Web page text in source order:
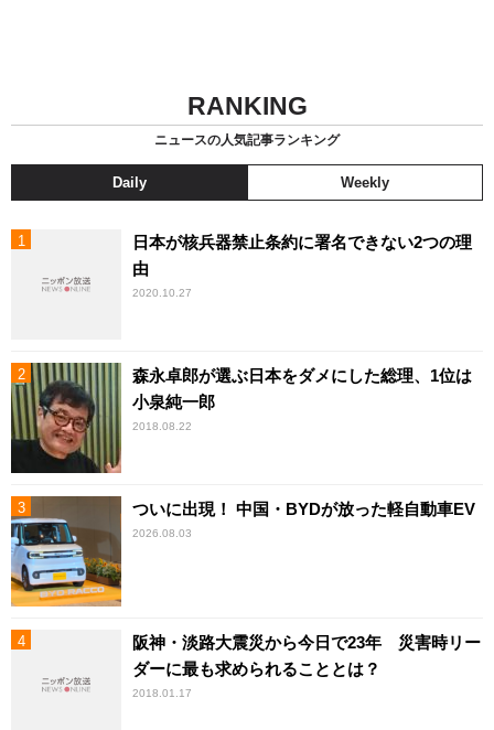
RANKING
ニュースの人気記事ランキング
Daily Weekly
日本が核兵器禁止条約に署名できない2つの理
由
2020.10.27
森永卓郎が選ぶ日本をダメにした総理、1位は
小泉純一郎
2018.08.22
ついに出現！ 中国・BYDが放った軽自動車EV
2026.08.03
阪神・淡路大震災から今日で23年 災害時リー
ダーに最も求められることとは？
2018.01.17